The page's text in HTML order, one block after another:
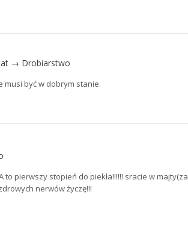
→ Drobiarstwo
musi być w dobrym stanie.
to pierwszy stopień do piekła!!!!!! sracie w majty(za
nerwów życzę!!!